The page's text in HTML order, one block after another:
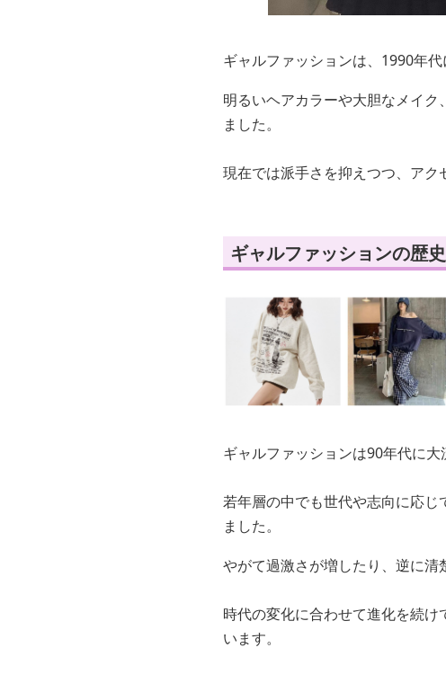
ギャルファッションは、1990年
明るいヘアカラーや大胆なメイク、
ました。
現在では派手さを抑えつつ、アク
ギャルファッションの歴
ギャルファッションは90年代に大
若年層の中でも世代や志向に応
ました。
やがて過激さが増したり、逆に清
時代の変化に合わせて進化を続
います。